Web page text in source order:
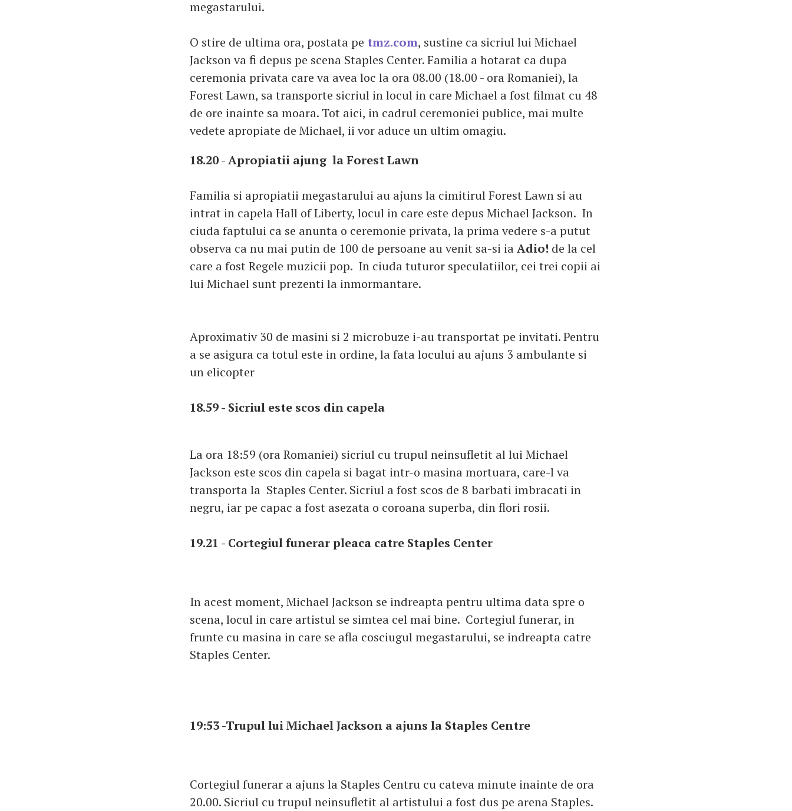
megastarului.
O stire de ultima ora, postata pe tmz.com, sustine ca sicriul lui Michael
Jackson va fi depus pe scena Staples Center. Familia a hotarat ca dupa
ceremonia privata care va avea loc la ora 08.00 (18.00 - ora Romaniei), la
Forest Lawn, sa transporte sicriul in locul in care Michael a fost filmat cu 48
de ore inainte sa moara. Tot aici, in cadrul ceremoniei publice, mai multe
vedete apropiate de Michael, ii vor aduce un ultim omagiu.
18.20 - Apropiatii ajung la Forest Lawn
Familia si apropiatii megastarului au ajuns la cimitirul Forest Lawn si au
intrat in capela Hall of Liberty, locul in care este depus Michael Jackson. In
ciuda faptului ca se anunta o ceremonie privata, la prima vedere s-a putut
observa ca nu mai putin de 100 de persoane au venit sa-si iaAdio! de la cel
care a fost Regele muzicii pop. In ciuda tuturor speculatiilor, cei trei copii ai
lui Michael sunt prezenti la inmormantare.
Aproximativ 30 de masini si 2 microbuze i-au transportat pe invitati. Pentru
a se asigura ca totul este in ordine, la fata locului au ajuns 3 ambulante si
un elicopter
18.59 - Sicriul este scos din capela
La ora 18:59 (ora Romaniei) sicriul cu trupul neinsufletit al lui Michael
Jackson este scos din capela si bagat intr-o masina mortuara, care-l va
transporta la Staples Center. Sicriul a fost scos de 8 barbati imbracati in
negru, iar pe capac a fost asezata o coroana superba, din flori rosii.
19.21 - Cortegiul funerar pleaca catre Staples Center
In acest moment, Michael Jackson se indreapta pentru ultima data spre o
scena, locul in care artistul se simtea cel mai bine. Cortegiul funerar, in
frunte cu masina in care se afla cosciugul megastarului, se indreapta catre
Staples Center.
19:53 -Trupul lui Michael Jackson a ajuns la Staples Centre
Cortegiul funerar a ajuns la Staples Centru cu cateva minute inainte de ora
20.00. Sicriul cu trupul neinsufletit al artistului a fost dus pe arena Staples.